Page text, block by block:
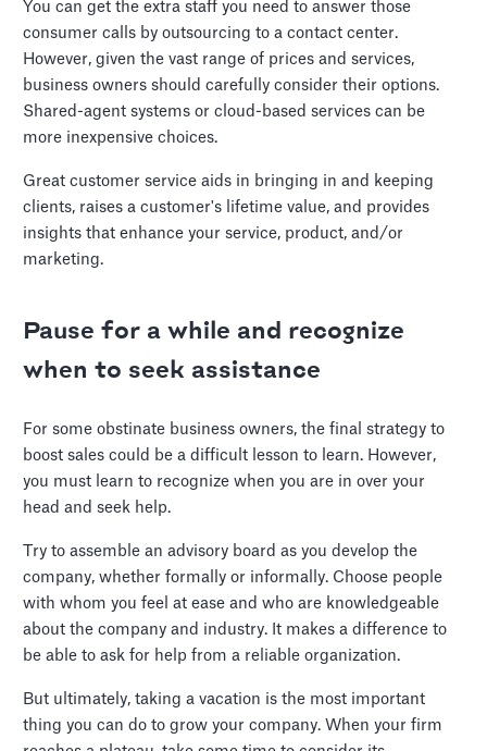
You can get the extra staff you need to answer those
consumer calls by outsourcing to a contact center.
However, given the vast range of prices and services,
business owners should carefully consider their options.
Shared-agent systems or cloud-based services can be
more inexpensive choices.
Great customer service aids in bringing in and keeping
clients, raises a customer's lifetime value, and provides
insights that enhance your service, product, and/or
marketing.
Pause for a while and recognize
when to seek assistance
For some obstinate business owners, the final strategy to
boost sales could be a difficult lesson to learn. However,
you must learn to recognize when you are in over your
head and seek help.
Try to assemble an advisory board as you develop the
company, whether formally or informally. Choose people
with whom you feel at ease and who are knowledgeable
about the company and industry. It makes a difference to
be able to ask for help from a reliable organization.
But ultimately, taking a vacation is the most important
thing you can do to grow your company. When your firm